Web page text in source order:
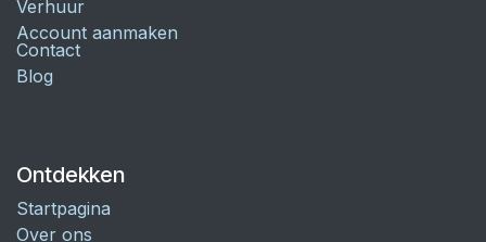
Verhuur
Account aanmaken
Contact
Blog
Ontdekken
Startpagina
Over ons